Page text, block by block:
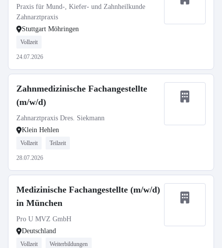
Praxis für Mund-, Kiefer- und Zahnheilkunde
Zahnarztpraxis
Stuttgart Möhringen
Vollzeit
24.07.2026
Zahnmedizinische Fachangestellte
(m/w/d)
Zahnarztpraxis Dres. Siekmann
Klein Hehlen
Vollzeit Teilzeit
28.07.2026
Medizinische Fachangestellte (m/w/d)
in München
Pro U MVZ GmbH
Deutschland
Vollzeit Weiterbildungen